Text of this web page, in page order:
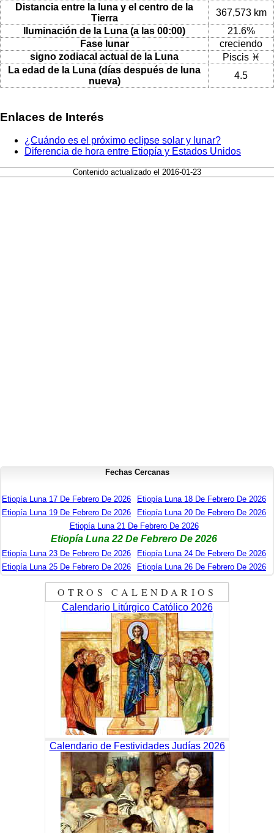
Distancia entre la luna y el centro de la
Tierra
367,573 km
Iluminación de la Luna (a las 00:00)
21.6%
Fase lunar
creciendo
signo zodiacal actual de la Luna
Piscis ♓
La edad de la Luna (días después de luna
nueva)
4.5
Enlaces de Interés
¿Cuándo es el próximo eclipse solar y lunar?
Diferencia de hora entre Etiopía y Estados Unidos
Contenido actualizado el 2016-01-23
Fechas Cercanas
Etiopía Luna 17 De Febrero De 2026
Etiopía Luna 18 De Febrero De 2026
Etiopía Luna 19 De Febrero De 2026
Etiopía Luna 20 De Febrero De 2026
Etiopía Luna 21 De Febrero De 2026
Etiopía Luna 22 De Febrero De 2026
Etiopía Luna 23 De Febrero De 2026
Etiopía Luna 24 De Febrero De 2026
Etiopía Luna 25 De Febrero De 2026
Etiopía Luna 26 De Febrero De 2026
OTROS CALENDARIOS
Calendario Litúrgico Católico 2026
Calendario de Festividades Judías 2026